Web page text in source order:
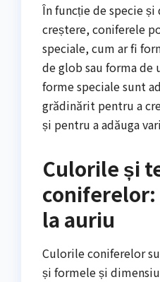
În funcție de specie
creștere, coniferele
speciale, cum ar fi
de glob sau forma de
forme speciale sunt
grădinărit pentru a
și pentru a adăuga
Culorile și
coniferelor:
la auriu
Culorile coniferelor
și formele și